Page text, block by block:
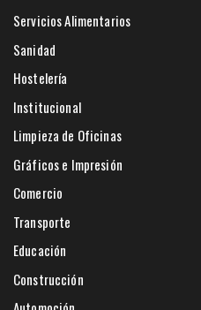
Servicios Alimentarios
Sanidad
Hostelería
Institucional
Limpieza de Oficinas
Gráficos e Impresión
Comercio
Transporte
Educación
Construcción